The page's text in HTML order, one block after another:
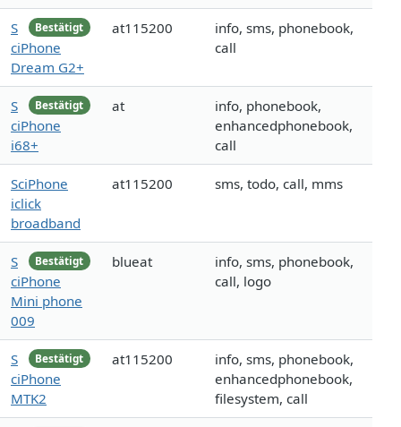
Bestätigt
S
ciPhone
Dream G2+
at115200
info, sms, phonebook,
call
Bestätigt
S
ciPhone
i68+
at
info, phonebook,
enhancedphonebook,
call
SciPhone
iclick
broadband
at115200 sms, todo, call, mms
Bestätigt
S
ciPhone
Mini phone
009
blueat
info, sms, phonebook,
call, logo
Bestätigt
S
ciPhone
MTK2
at115200
info, sms, phonebook,
enhancedphonebook,
filesystem, call